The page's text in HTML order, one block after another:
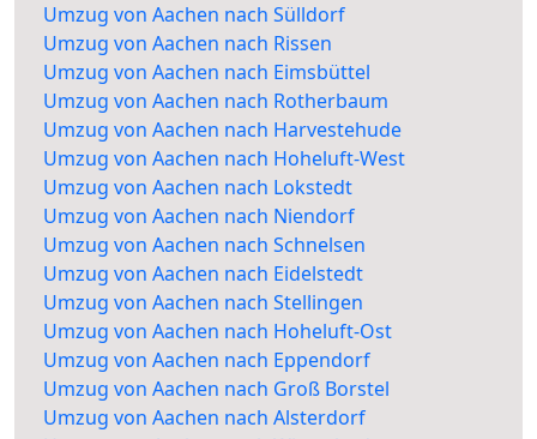
Umzug von Aachen nach Sülldorf
Umzug von Aachen nach Rissen
Umzug von Aachen nach Eimsbüttel
Umzug von Aachen nach Rotherbaum
Umzug von Aachen nach Harvestehude
Umzug von Aachen nach Hoheluft-West
Umzug von Aachen nach Lokstedt
Umzug von Aachen nach Niendorf
Umzug von Aachen nach Schnelsen
Umzug von Aachen nach Eidelstedt
Umzug von Aachen nach Stellingen
Umzug von Aachen nach Hoheluft-Ost
Umzug von Aachen nach Eppendorf
Umzug von Aachen nach Groß Borstel
Umzug von Aachen nach Alsterdorf